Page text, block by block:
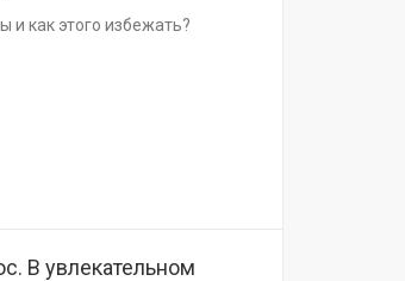
как этого избежать?
В увлекательном